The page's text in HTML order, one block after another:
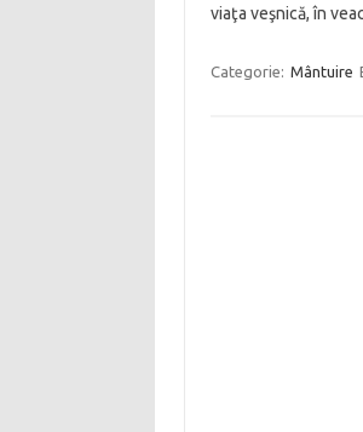
viaţa veşnică, în
Categorie: Mântuire